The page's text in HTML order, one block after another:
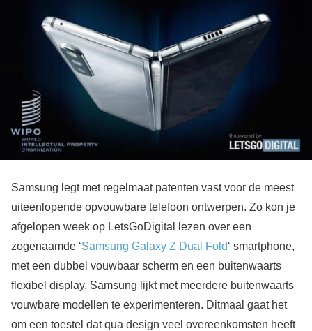
Samsung legt met regelmaat patenten vast voor de meest
uiteenlopende opvouwbare telefoon ontwerpen. Zo kon je
afgelopen week op LetsGoDigital lezen over een
zogenaamde ‘Samsung Galaxy Z Dual Fold‘ smartphone,
met een dubbel vouwbaar scherm en een buitenwaarts
flexibel display. Samsung lijkt met meerdere buitenwaarts
vouwbare modellen te experimenteren. Ditmaal gaat het
om een toestel dat qua design veel overeenkomsten heeft